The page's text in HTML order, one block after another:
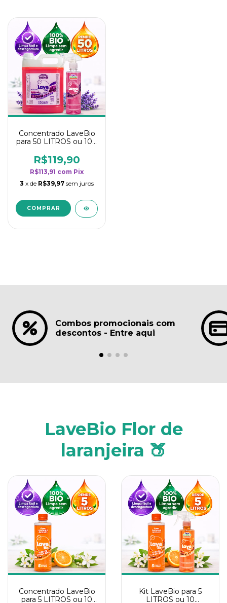
Concentrado LaveBio
para 50 LITROS ou 100
rendimento da
categoria - Lavanda
R$119,90
R$113,91 com Pix
3 x de R$39,97 sem juros
Combos promocionais com
descontos - Entre aqui
LaveBio Flor de
laranjeira 🍑
Concentrado LaveBio
para 5 LITROS ou 10
Kit LaveBio para 5
LITROS ou 10